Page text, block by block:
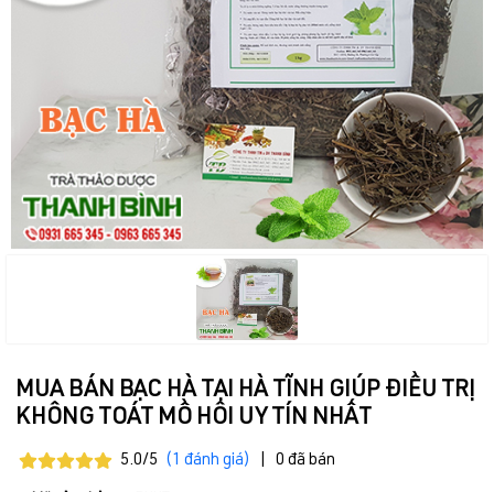
MUA BÁN BẠC HÀ TẠI HÀ TĨNH GIÚP ĐIỀU TRỊ
KHÔNG TOÁT MỒ HÔI UY TÍN NHẤT
5.0/5 (1 đánh giá) 0 đã bán